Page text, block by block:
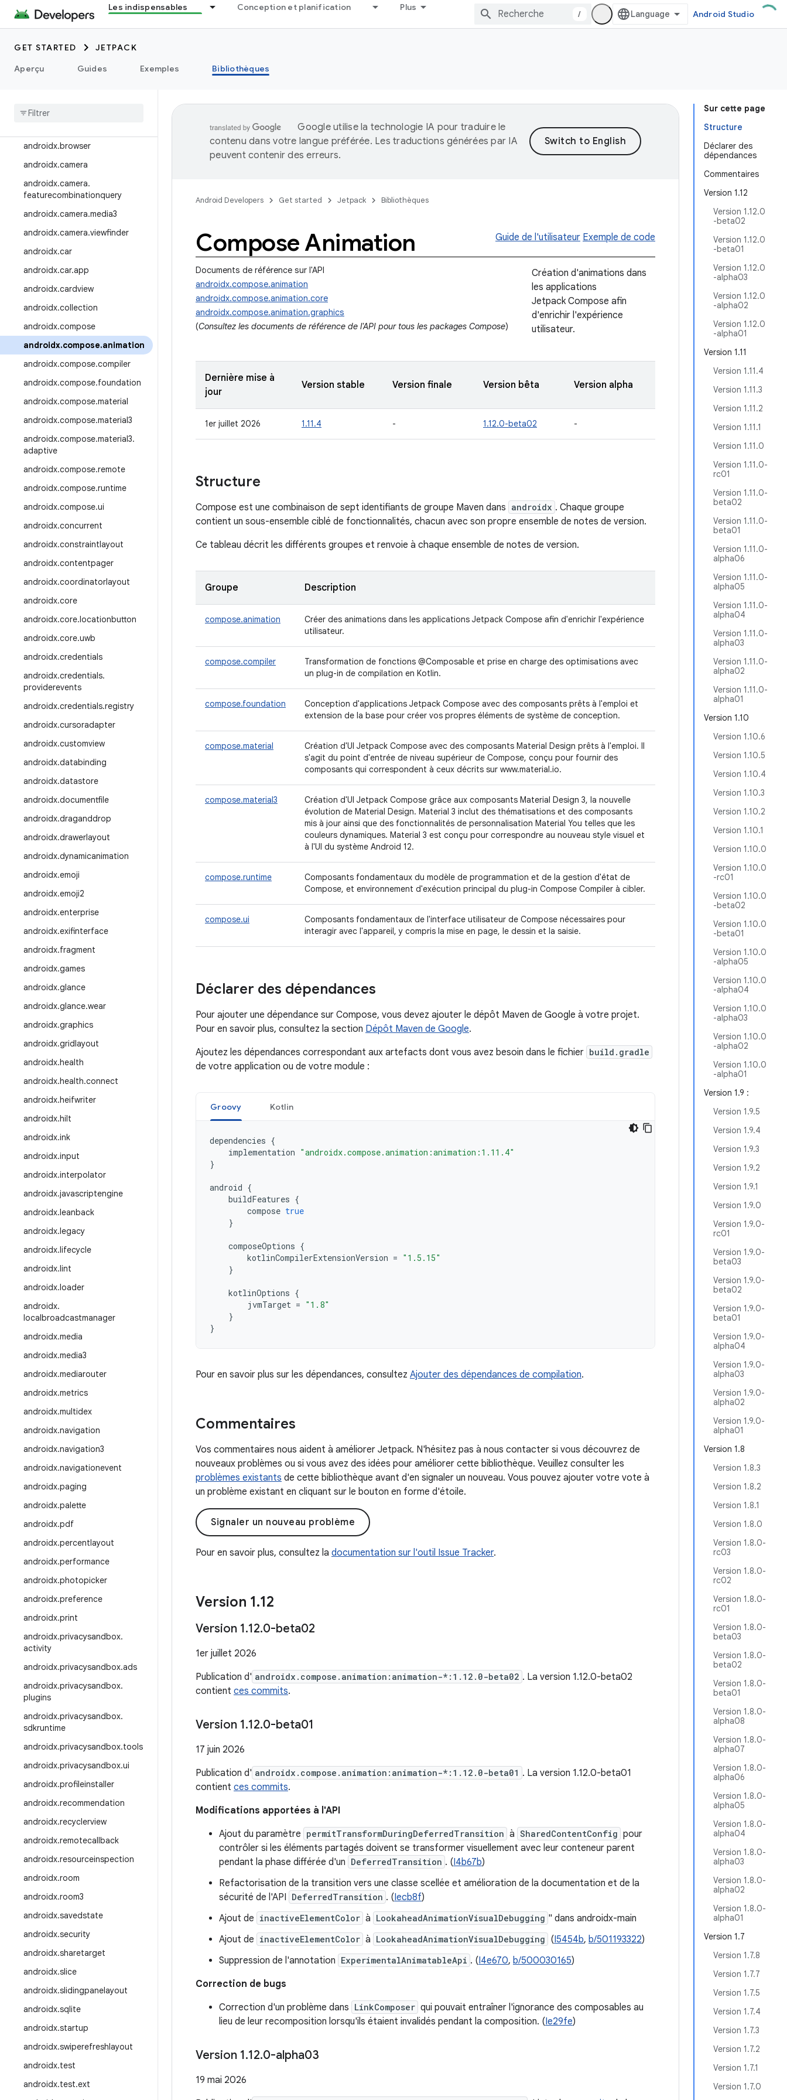
Les indispensables Conception et planification Plus
/ Android Studio
GET STARTED
JETPACK
Aperçu
Guides Exemples Bibliothèques
androidx.appsearch
androidx.asynclayoutinflater
androidx.autofill
androidx
androidx.browser
androidx.camera
androidx.camera.
featurecombinationquery
androidx.camera.media3
androidx.camera.viewfinder
androidx.car
androidx.car.app
androidx.cardview
androidx.collection
androidx.compose
androidx.compose.animation
androidx.compose.compiler
androidx.compose.foundation
androidx.compose.material
androidx.compose.material3
androidx.compose.material3.
adaptive
androidx.compose.remote
androidx.compose.runtime
androidx.compose.ui
androidx.concurrent
androidx.constraintlayout
androidx.contentpager
androidx.coordinatorlayout
androidx.core
androidx.core.locationbutton
androidx.core.uwb
androidx.credentials
androidx.credentials.
providerevents
androidx.credentials.registry
androidx.cursoradapter
androidx.customview
androidx.databinding
androidx.datastore
androidx.documentfile
androidx.draganddrop
androidx.drawerlayout
androidx.dynamicanimation
androidx.emoji
androidx.emoji2
androidx.enterprise
androidx.exifinterface
androidx.fragment
androidx.games
androidx.glance
androidx.glance.wear
androidx.graphics
androidx.gridlayout
androidx.health
androidx.health.connect
androidx.heifwriter
androidx.hilt
androidx.ink
androidx.input
androidx.interpolator
androidx.javascriptengine
androidx.leanback
androidx.legacy
androidx.lifecycle
androidx.lint
androidx.loader
androidx.
localbroadcastmanager
androidx.media
androidx.media3
androidx.mediarouter
androidx.metrics
androidx.multidex
androidx.navigation
androidx.navigation3
androidx.navigationevent
androidx.paging
androidx.palette
androidx.pdf
androidx.percentlayout
androidx.performance
androidx.photopicker
androidx.preference
androidx.print
androidx.privacysandbox.
activity
androidx.privacysandbox.ads
androidx.privacysandbox.
plugins
androidx.privacysandbox.
sdkruntime
androidx.privacysandbox.tools
androidx.privacysandbox.ui
androidx.profileinstaller
androidx.recommendation
androidx.recyclerview
androidx.remotecallback
androidx.resourceinspection
androidx.room
androidx.room3
androidx.savedstate
androidx.security
androidx.sharetarget
androidx.slice
androidx.slidingpanelayout
androidx.sqlite
androidx.startup
androidx.swiperefreshlayout
androidx.test
androidx.test.ext
Sur cette page
Structure
Déclarer des
dépendances
Commentaires
Version 1.12
Version 1.12.0
-beta02
Version 1.12.0
-beta01
Version 1.12.0
-alpha03
Version 1.12.0
-alpha02
Version 1.12.0
-alpha01
Version 1.11
Version 1.11.4
Version 1.11.3
Version 1.11.2
Version 1.11.1
Version 1.11.0
Version 1.11.0-
rc01
Version 1.11.0-
beta02
Version 1.11.0-
beta01
Version 1.11.0-
alpha06
Version 1.11.0-
alpha05
Version 1.11.0-
alpha04
Version 1.11.0-
alpha03
Version 1.11.0-
alpha02
Version 1.11.0-
alpha01
Version 1.10
Version 1.10.6
Version 1.10.5
Version 1.10.4
Version 1.10.3
Version 1.10.2
Version 1.10.1
Version 1.10.0
Version 1.10.0
-rc01
Version 1.10.0
-beta02
Version 1.10.0
-beta01
Version 1.10.0
-alpha05
Version 1.10.0
-alpha04
Version 1.10.0
-alpha03
Version 1.10.0
-alpha02
Version 1.10.0
-alpha01
Version 1.9 :
Version 1.9.5
Version 1.9.4
Version 1.9.3
Version 1.9.2
Version 1.9.1
Version 1.9.0
Version 1.9.0-
rc01
Version 1.9.0-
beta03
Version 1.9.0-
beta02
Version 1.9.0-
beta01
Version 1.9.0-
alpha04
Version 1.9.0-
alpha03
Version 1.9.0-
alpha02
Version 1.9.0-
alpha01
Version 1.8
Version 1.8.3
Version 1.8.2
Version 1.8.1
Version 1.8.0
Version 1.8.0-
rc03
Version 1.8.0-
rc02
Version 1.8.0-
rc01
Version 1.8.0-
beta03
Version 1.8.0-
beta02
Version 1.8.0-
beta01
Version 1.8.0-
alpha08
Version 1.8.0-
alpha07
Version 1.8.0-
alpha06
Version 1.8.0-
alpha05
Version 1.8.0-
alpha04
Version 1.8.0-
alpha03
Version 1.8.0-
alpha02
Version 1.8.0-
alpha01
Version 1.7
Version 1.7.8
Version 1.7.7
Version 1.7.5
Version 1.7.4
Version 1.7.3
Version 1.7.2
Version 1.7.1
Version 1.7.0
Google utilise la technologie IA pour traduire le
contenu dans votre langue préférée. Les traductions générées par IA
peuvent contenir des erreurs.
Android Developers Get started Jetpack Bibliothèques
Compose Animation Guide de l'utilisateur Exemple de code
Documents de référence sur l'API
androidx.compose.animation
androidx.compose.animation.core
androidx.compose.animation.graphics
(Consultez les documents de référence de l'API pour tous les packages Compose)
Création d'animations dans
les applications
Jetpack Compose afin
d'enrichir l'expérience
utilisateur.
Dernière mise à
jour
Version stable Version finale Version bêta Version alpha
1er juillet 2026 1.11.4 - 1.12.0-beta02 -
Structure
Compose est une combinaison de sept identifiants de groupe Maven dans androidx . Chaque groupe
contient un sous-ensemble ciblé de fonctionnalités, chacun avec son propre ensemble de notes de version.
Ce tableau décrit les différents groupes et renvoie à chaque ensemble de notes de version.
Groupe Description
compose.animation
Créer des animations dans les applications Jetpack Compose afin d'enrichir l'expérience
utilisateur.
compose.compiler
Transformation de fonctions @Composable et prise en charge des optimisations avec
un plug-in de compilation en Kotlin.
compose.foundation
Conception d'applications Jetpack Compose avec des composants prêts à l'emploi et
extension de la base pour créer vos propres éléments de système de conception.
compose.material
Création d'UI Jetpack Compose avec des composants Material Design prêts à l'emploi. Il
s'agit du point d'entrée de niveau supérieur de Compose, conçu pour fournir des
composants qui correspondent à ceux décrits sur www.material.io.
compose.material3
Création d'UI Jetpack Compose grâce aux composants Material Design 3, la nouvelle
évolution de Material Design. Material 3 inclut des thématisations et des composants
mis à jour ainsi que des fonctionnalités de personnalisation Material You telles que les
couleurs dynamiques. Material 3 est conçu pour correspondre au nouveau style visuel et
à l'UI du système Android 12.
compose.runtime
Composants fondamentaux du modèle de programmation et de la gestion d'état de
Compose, et environnement d'exécution principal du plug-in Compose Compiler à cibler.
compose.ui
Composants fondamentaux de l'interface utilisateur de Compose nécessaires pour
interagir avec l'appareil, y compris la mise en page, le dessin et la saisie.
Déclarer des dépendances
Pour ajouter une dépendance sur Compose, vous devez ajouter le dépôt Maven de Google à votre projet.
Pour en savoir plus, consultez la section Dépôt Maven de Google.
Ajoutez les dépendances correspondant aux artefacts dont vous avez besoin dans le fichier build.gradle
de votre application ou de votre module :
Groovy Kotlin
dependencies {
implementation "androidx.compose.animation:animation:1.11.4"
}
android {
buildFeatures {
compose true
}
composeOptions {
kotlinCompilerExtensionVersion = "1.5.15"
}
kotlinOptions {
jvmTarget = "1.8"
}
}
Pour en savoir plus sur les dépendances, consultez Ajouter des dépendances de compilation.
Commentaires
Vos commentaires nous aident à améliorer Jetpack. N'hésitez pas à nous contacter si vous découvrez de
nouveaux problèmes ou si vous avez des idées pour améliorer cette bibliothèque. Veuillez consulter les
problèmes existants de cette bibliothèque avant d'en signaler un nouveau. Vous pouvez ajouter votre vote à
un problème existant en cliquant sur le bouton en forme d'étoile.
Signaler un nouveau problème
Pour en savoir plus, consultez la documentation sur l'outil Issue Tracker.
Version 1.12
Version 1.12.0-beta02
1er juillet 2026
Publication d' androidx.compose.animation:animation-*:1.12.0-beta02 . La version 1.12.0-beta02
contient ces commits.
Version 1.12.0-beta01
17 juin 2026
Publication d' androidx.compose.animation:animation-*:1.12.0-beta01 . La version 1.12.0-beta01
contient ces commits.
Modifications apportées à l'API
Ajout du paramètre permitTransformDuringDeferredTransition à SharedContentConfig pour
contrôler si les éléments partagés doivent se transformer visuellement avec leur conteneur parent
pendant la phase différée d'un DeferredTransition . (I4b67b)
Refactorisation de la transition vers une classe scellée et amélioration de la documentation et de la
sécurité de l'API DeferredTransition . (Iecb8f)
Ajout de inactiveElementColor à LookaheadAnimationVisualDebugging " dans androidx-main
Ajout de inactiveElementColor à LookaheadAnimationVisualDebugging (I5454b, b/501193322)
Suppression de l'annotation ExperimentalAnimatableApi . (I4e670, b/500030165)
Correction de bugs
Correction d'un problème dans LinkComposer qui pouvait entraîner l'ignorance des composables au
lieu de leur recomposition lorsqu'ils étaient invalidés pendant la composition. (Ie29fe)
Version 1.12.0-alpha03
19 mai 2026